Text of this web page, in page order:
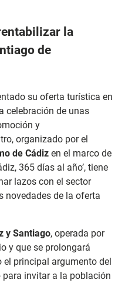
la
de
su oferta turística en
celebración de unas
y
organizado por el
de Cádizen el marco de
365 días al año’, tiene
lazos con el sector
novedades de la oferta
y Santiago, operada por
y que se prolongará
el principal argumento del
invitar a la población